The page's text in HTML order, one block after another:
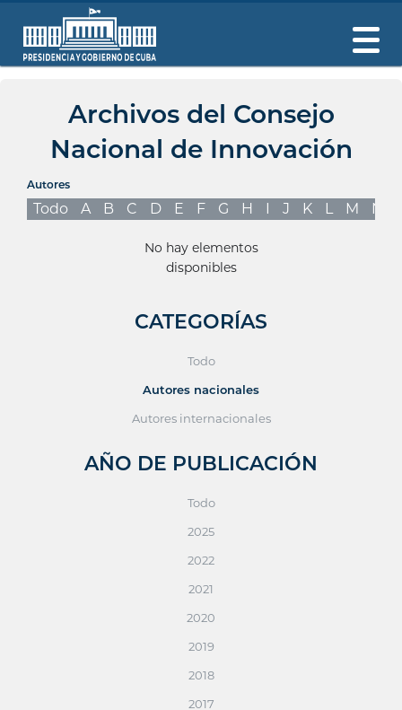
Archivos del Consejo
Nacional de Innovación
Autores
Todo A B C D E F G H I J K L M N
No hay elementos
disponibles
CATEGORÍAS
Todo
Autores nacionales
Autores internacionales
AÑO DE PUBLICACIÓN
Todo
2025
2022
2021
2020
2019
2018
2017